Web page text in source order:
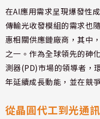
在AI應用需求呈現爆發性
傳輸光收發模組的需求也
惠相關供應鏈廠商，其中
之一。作為全球領先的砷
測器(PD)市場的領導者，
年延續成長動能，並在競
從晶圓代工到光通